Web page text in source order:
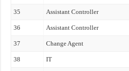
35 Assistant Controller
36 Assistant Controller
37 Change Agent
38 IT